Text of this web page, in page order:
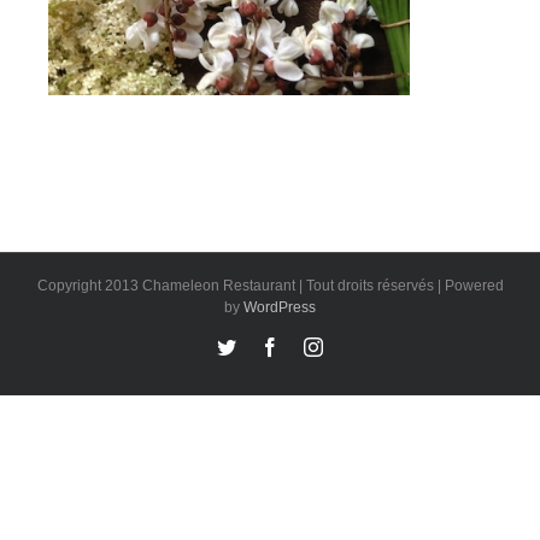
Copyright 2013 Chameleon Restaurant | Tout droits réservés | Powered
by WordPress
Twitter FacebookInstagram